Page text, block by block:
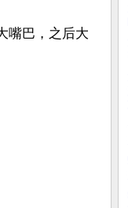
嘴巴，之后大